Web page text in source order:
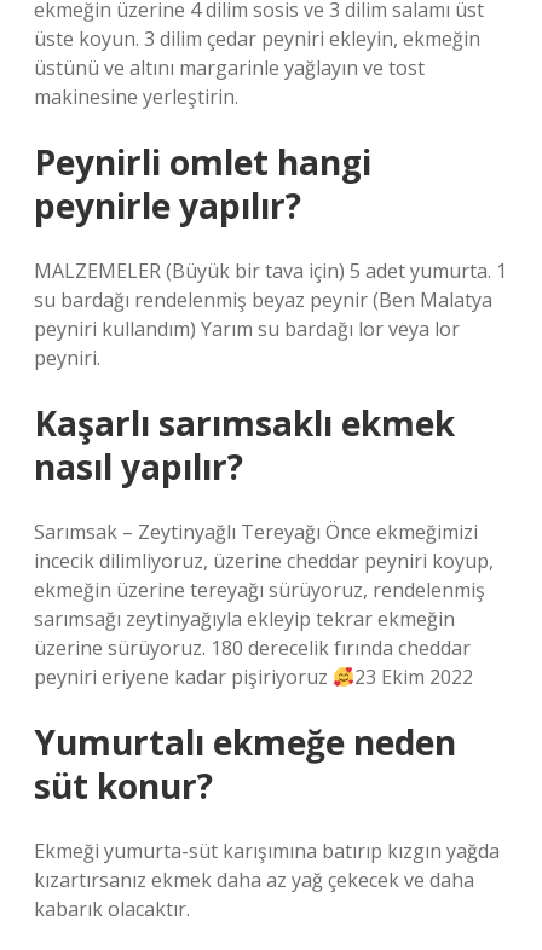
ekmeğin üzerine 4 dilim sosis ve 3 dilim salamı üst
üste koyun. 3 dilim çedar peyniri ekleyin, ekmeğin
üstünü ve altını margarinle yağlayın ve tost
makinesine yerleştirin.
Peynirli omlet hangi
peynirle yapılır?
MALZEMELER (Büyük bir tava için) 5 adet yumurta. 1
su bardağı rendelenmiş beyaz peynir (Ben Malatya
peyniri kullandım) Yarım su bardağı lor veya lor
peyniri.
Kaşarlı sarımsaklı ekmek
nasıl yapılır?
Sarımsak – Zeytinyağlı Tereyağı Önce ekmeğimizi
incecik dilimliyoruz, üzerine cheddar peyniri koyup,
ekmeğin üzerine tereyağı sürüyoruz, rendelenmiş
sarımsağı zeytinyağıyla ekleyip tekrar ekmeğin
üzerine sürüyoruz. 180 derecelik fırında cheddar
peyniri eriyene kadar pişiriyoruz
23 Ekim 2022
Yumurtalı ekmeğe neden
süt konur?
Ekmeği yumurta-süt karışımına batırıp kızgın yağda
kızartırsanız ekmek daha az yağ çekecek ve daha
kabarık olacaktır.